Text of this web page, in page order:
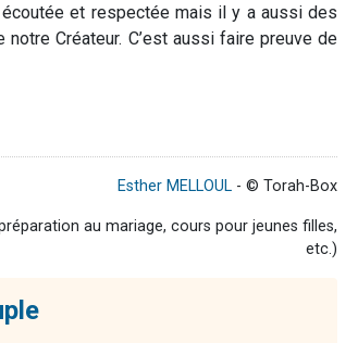
et respectée mais il y a aussi des
Créateur. C’est aussi faire preuve de
Esther MELLOUL - © Torah-Box
au mariage, cours pour jeunes filles,
etc.)